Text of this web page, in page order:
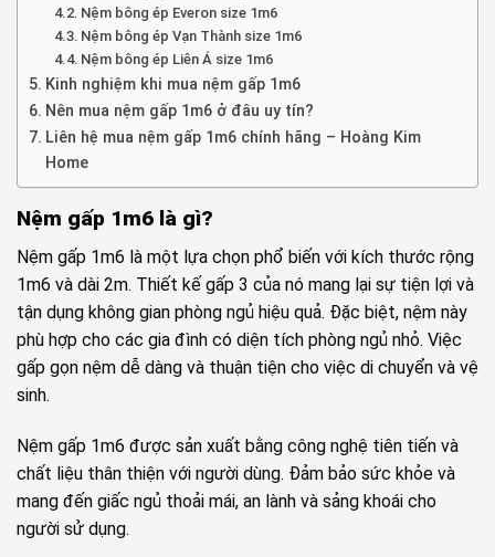
Nệm bông ép Everon size 1m6
Nệm bông ép Vạn Thành size 1m6
Nệm bông ép Liên Á size 1m6
Kinh nghiệm khi mua nệm gấp 1m6
Nên mua nệm gấp 1m6 ở đâu uy tín?
Liên hệ mua nệm gấp 1m6 chính hãng – Hoàng Kim
Home
Nệm gấp 1m6 là gì?
Nệm gấp 1m6 là một lựa chọn phổ biến với kích thước rộng
1m6 và dài 2m. Thiết kế gấp 3 của nó mang lại sự tiện lợi và
tận dụng không gian phòng ngủ hiệu quả. Đặc biệt, nệm này
phù hợp cho các gia đình có diện tích phòng ngủ nhỏ. Việc
gấp gọn nệm dễ dàng và thuận tiện cho việc di chuyển và vệ
sinh.
Nệm gấp 1m6 được sản xuất bằng công nghệ tiên tiến và
chất liệu thân thiện với người dùng. Đảm bảo sức khỏe và
mang đến giấc ngủ thoải mái, an lành và sảng khoái cho
người sử dụng.